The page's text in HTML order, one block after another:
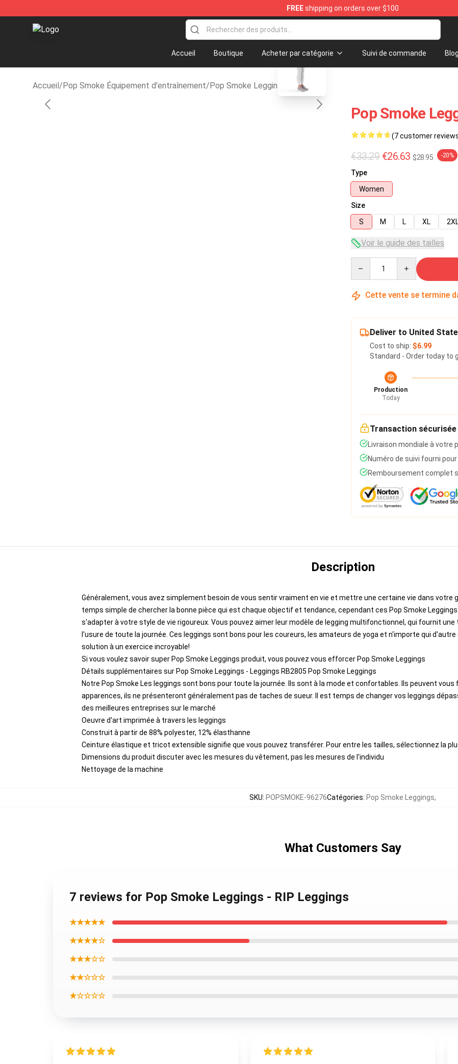
FREEshipping on orders over $100
Pop Smoke Store - Official Pop Smoke Merchandise Shop
Accueil Boutique Acheter par catégorie Suivi de commande Blog
Accueil/Pop Smoke Équipement d'entraînement/Pop Smoke Leggings
Pop Smoke
(7 customer
€33.29 €26.63 $28.95 -20%
Type
Women
Size
S
M L XL
Voir le guide des tailles
Cette vente se termine
Deliver to United
Cost to ship: $6.99
Standard - Order today to
Production
Today
Transaction sécurisée
Livraison mondiale à votre
Numéro de suivi fourni
Remboursement complet
Description
Généralement, vous avez simplement besoin de vous sentir vraiment en vie et mettre une certaine vie dans votre
temps simple de chercher la bonne pièce qui est chaque objectif et tendance, cependant ces Pop Smoke
s'adapter à votre style de vie rigoureux. Vous pouvez aimer leur modèle de legging multifonctionnel, qui fournit
l'usure de toute la journée. Ces leggings sont bons pour les coureurs, les amateurs de yoga et n'importe qui
solution à un exercice incroyable!
Si vous voulez savoir super Pop Smoke Leggings produit, vous pouvez vous efforcer Pop Smoke Leggings
Détails supplémentaires sur Pop Smoke Leggings - Leggings RB2805 Pop Smoke Leggings
Notre Pop Smoke Les leggings sont bons pour toute la journée. Ils sont à la mode et confortables. Ils peuvent
apparences, ils ne présenteront généralement pas de taches de sueur. Il est temps de changer vos leggings
des meilleures entreprises sur le marché
Oeuvre d'art imprimée à travers les leggings
Construit à partir de 88% polyester, 12% élasthanne
Ceinture élastique et tricot extensible signifie que vous pouvez transférer. Pour entre les tailles, sélectionnez la
Dimensions du produit discuter avec les mesures du vêtement, pas les mesures de l'individu
Nettoyage de la machine
SKU: POPSMOKE-96276Catégories: Pop Smoke Leggings,
What Customers Say
7 reviews for Pop Smoke Leggings - RIP Leggings
★★★★★
★★★★☆
★★★☆☆
★★☆☆☆
★☆☆☆☆